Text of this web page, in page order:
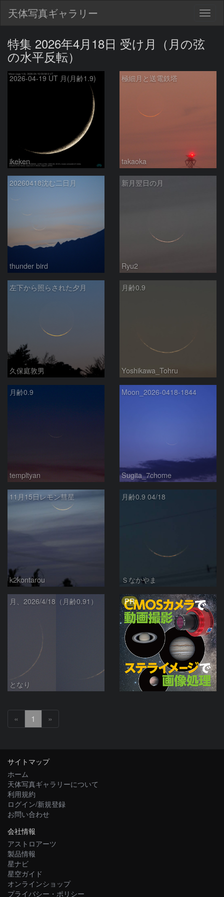
天体写真ギャラリー
特集 2026年4月18日 受け月（月の弦
の水平反転）
2026-04-19 UT 月(月齢1.9)
ikeken
極細月と送電鉄塔
takaoka
20260418沈む二日月
thunder bird
新月翌日の月
Ryu2
左下から照らされた夕月
久保庭敦男
月齢0.9
Yoshikawa_Tohru
月齢0.9
templtyan
Moon_2026-0418-1844
Sugita_7chome
11月15日レモン彗星
k2kontarou
月齢0.9 04/18
Ｓなかやま
月、2026/4/18（月齢0.91）
となり
PR
« 1 »
サイトマップ
ホーム
天体写真ギャラリーについて
利用規約
ログイン/新規登録
お問い合わせ
会社情報
アストロアーツ
製品情報
星ナビ
星空ガイド
オンラインショップ
プライバシー・ポリシー